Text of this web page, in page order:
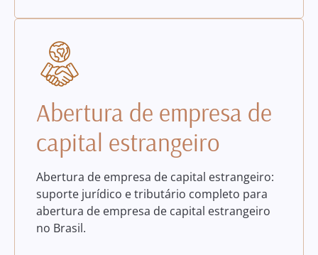
Abertura de empresa de
capital estrangeiro
Abertura de empresa de capital estrangeiro:
suporte jurídico e tributário completo para
abertura de empresa de capital estrangeiro
no Brasil.